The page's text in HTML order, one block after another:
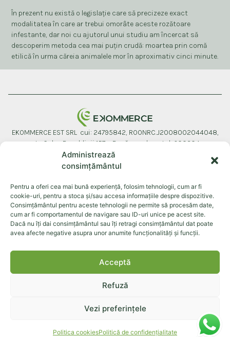
Administrează
consimțământul
Pentru a oferi cea mai bună experiență, folosim tehnologii, cum ar fi
cookie-uri, pentru a stoca și/sau accesa informațiile despre dispozitive.
Consimțământul pentru aceste tehnologii ne permite să procesăm date,
cum ar fi comportamentul de navigare sau ID-uri unice pe acest site.
Dacă nu îți dai consimțământul sau îți retragi consimțământul dat poate
avea afecte negative asupra unor anumite funcționalități și funcții.
Acceptă
Refuză
Vezi preferințele
Politica cookiesPolitică de confidențialitate
În prezent nu există o legislație care să precizeze exact
modalitatea în care ar trebui omorâte aceste rozătoare
infestante, dar noi cu ajutorul unui studiu am încercat să
descoperim metoda cea mai puțin crudă: moartea prin comă
etilică în urma căreia animalele mor în aproximativ cinci minute.
EKOMMERCE EST SRL cui: 24795842, ROONRC.J2008002044048,
str. Calea Republicii 157c, Bacău, cod postal: 600304
Sistemul Ekomille
Documente Contact
CookiesPolitică confidențialitateTermeni și condiții